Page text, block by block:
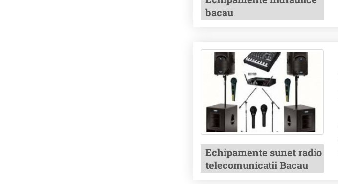
bacau
Echipamente sunet radio
telecomunicatii Bacau